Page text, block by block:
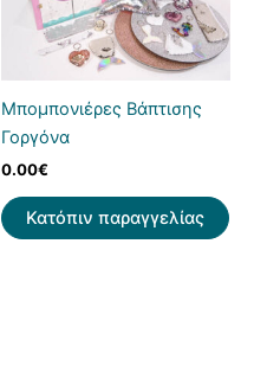
Μπομπονιέρες Βάπτισης
Γοργόνα
0.00€
Κατόπιν παραγγελίας